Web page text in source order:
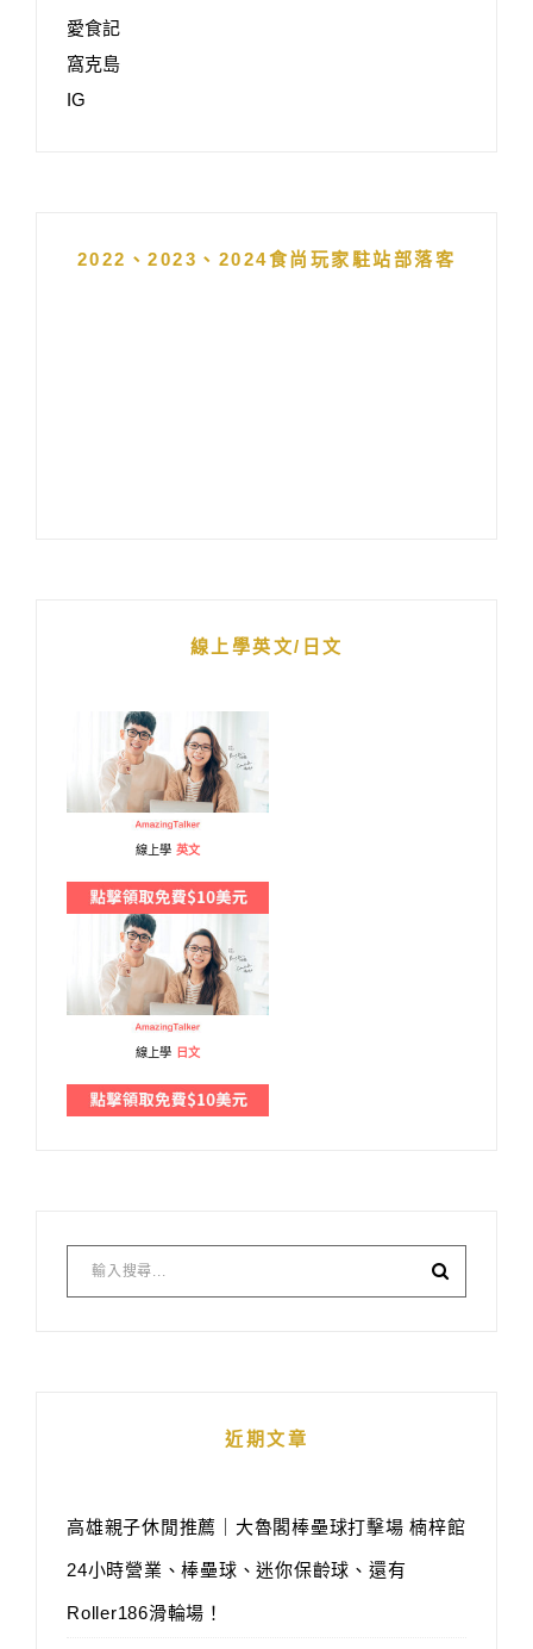
愛食記
窩克島
IG
2022、2023、2024食尚玩家駐站部落客
線上學英文/日文
線上學 英文
線上學 日文
近期文章
高雄親子休閒推薦｜大魯閣棒壘球打擊場 楠梓館
24小時營業、棒壘球、迷你保齡球、還有
Roller186滑輪場！